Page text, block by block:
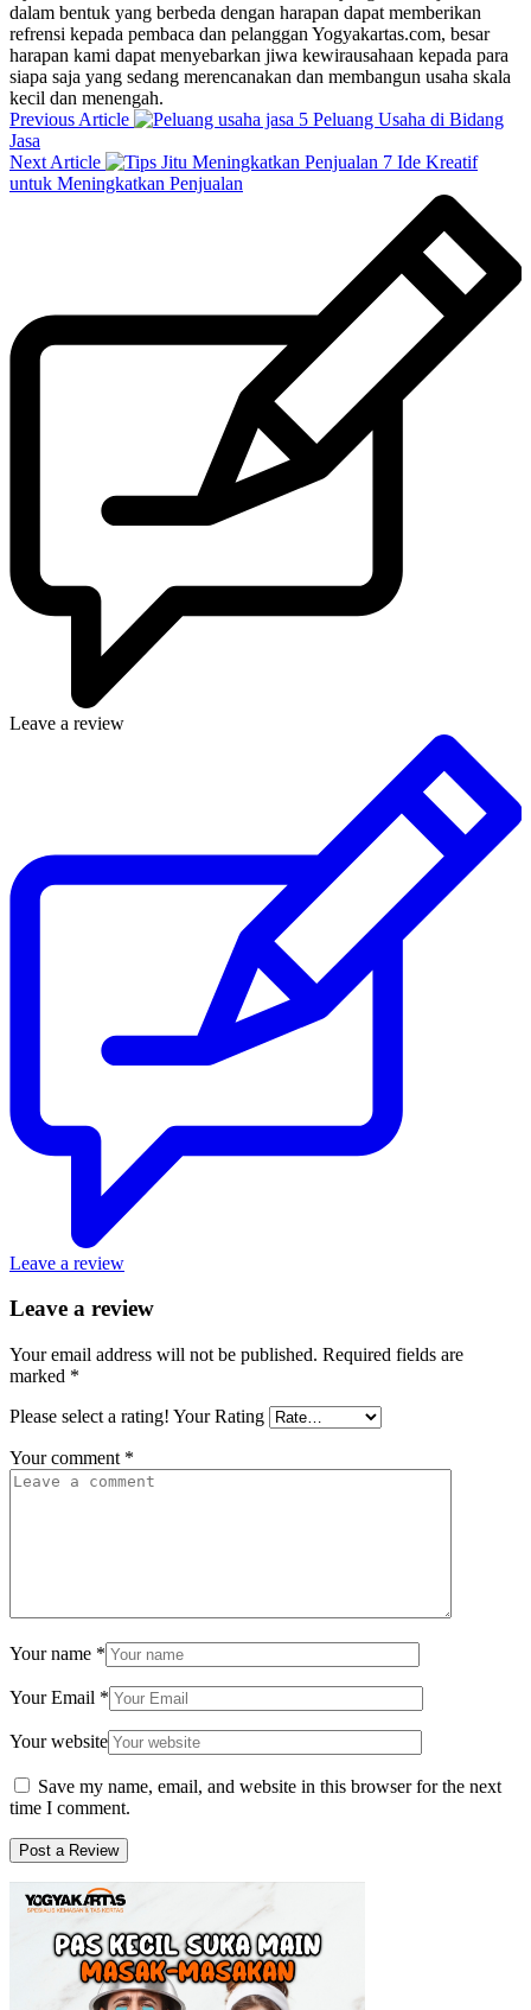
dalam bentuk yang berbeda dengan harapan dapat memberikan
refrensi kepada pembaca dan pelanggan Yogyakartas.com, besar
harapan kami dapat menyebarkan jiwa kewirausahaan kepada para
siapa saja yang sedang merencanakan dan membangun usaha skala
kecil dan menengah.
Previous Article
5 Peluang Usaha di Bidang
Jasa
Next Article
7 Ide Kreatif
untuk Meningkatkan Penjualan
Leave a review
Leave a review
Leave a review
Your email address will not be published. Required fields are
marked *
Please select a rating! Your Rating
Your comment *
Your name *
Your Email *
Your website
Save my name, email, and website in this browser for the next
time I comment.